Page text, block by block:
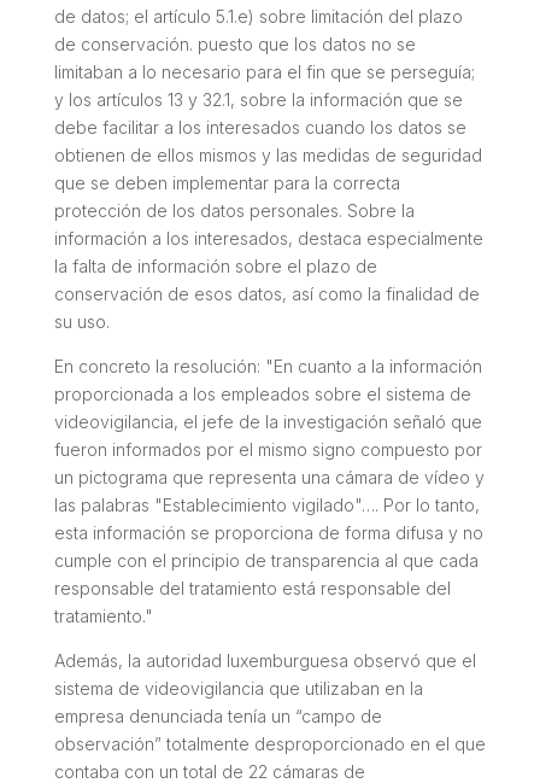
de datos; el artículo 5.1.e) sobre limitación del plazo
de conservación. puesto que los datos no se
limitaban a lo necesario para el fin que se perseguía;
y los artículos 13 y 32.1, sobre la información que se
debe facilitar a los interesados cuando los datos se
obtienen de ellos mismos y las medidas de seguridad
que se deben implementar para la correcta
protección de los datos personales. Sobre la
información a los interesados, destaca especialmente
la falta de información sobre el plazo de
conservación de esos datos, así como la finalidad de
su uso.
En concreto la resolución: "En cuanto a la información
proporcionada a los empleados sobre el sistema de
videovigilancia, el jefe de la investigación señaló que
fueron informados por el mismo signo compuesto por
un pictograma que representa una cámara de vídeo y
las palabras "Establecimiento vigilado"…. Por lo tanto,
esta información se proporciona de forma difusa y no
cumple con el principio de transparencia al que cada
responsable del tratamiento está responsable del
tratamiento."
Además, la autoridad luxemburguesa observó que el
sistema de videovigilancia que utilizaban en la
empresa denunciada tenía un “campo de
observación” totalmente desproporcionado en el que
contaba con un total de 22 cámaras de